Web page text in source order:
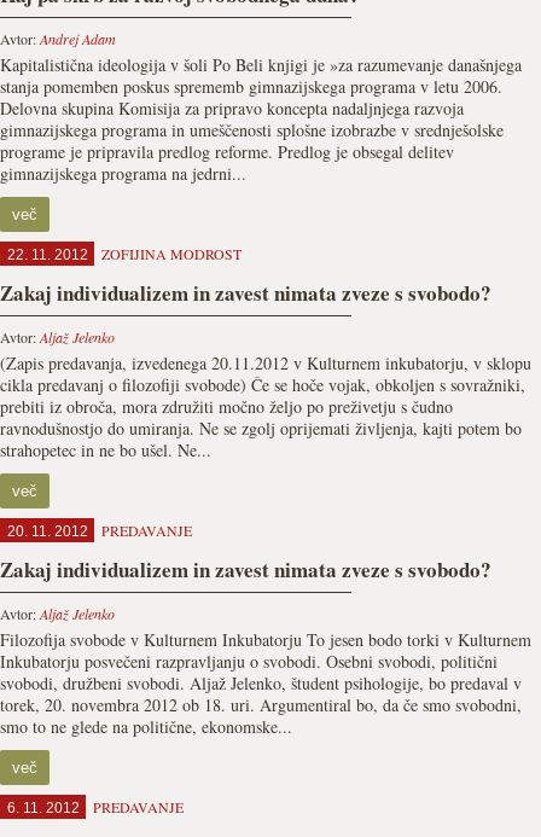
Avtor:Andrej Adam
Kapitalistična ideologija v šoli Po Beli knjigi je »za razumevanje današnjega
stanja pomemben poskus sprememb gimnazijskega programa v letu 2006.
Delovna skupina Komisija za pripravo koncepta nadaljnjega razvoja
gimnazijskega programa in umeščenosti splošne izobrazbe v srednješolske
programe je pripravila predlog reforme. Predlog je obsegal delitev
gimnazijskega programa na jedrni...
več
22. 11. 2012 ZOFIJINA MODROST
Zakaj individualizem in zavest nimata zveze s svobodo?
Avtor:Aljaž Jelenko
(Zapis predavanja, izvedenega 20.11.2012 v Kulturnem inkubatorju, v sklopu
cikla predavanj o filozofiji svobode) Če se hoče vojak, obkoljen s sovražniki,
prebiti iz obroča, mora združiti močno željo po preživetju s čudno
ravnodušnostjo do umiranja. Ne se zgolj oprijemati življenja, kajti potem bo
strahopetec in ne bo ušel. Ne...
več
20. 11. 2012 PREDAVANJE
Zakaj individualizem in zavest nimata zveze s svobodo?
Avtor:Aljaž Jelenko
Filozofija svobode v Kulturnem Inkubatorju To jesen bodo torki v Kulturnem
Inkubatorju posvečeni razpravljanju o svobodi. Osebni svobodi, politični
svobodi, družbeni svobodi. Aljaž Jelenko, študent psihologije, bo predaval v
torek, 20. novembra 2012 ob 18. uri. Argumentiral bo, da če smo svobodni,
smo to ne glede na politične, ekonomske...
več
6. 11. 2012 PREDAVANJE